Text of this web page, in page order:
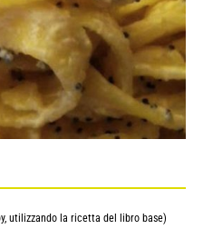
utilizzando la ricetta del libro base)